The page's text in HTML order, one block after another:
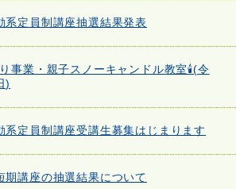
定員制講座抽選結果発表
事業・親子スノーキャンドル教室🕯(令
)
定員制講座受講生募集はじまります
期講座の抽選結果について